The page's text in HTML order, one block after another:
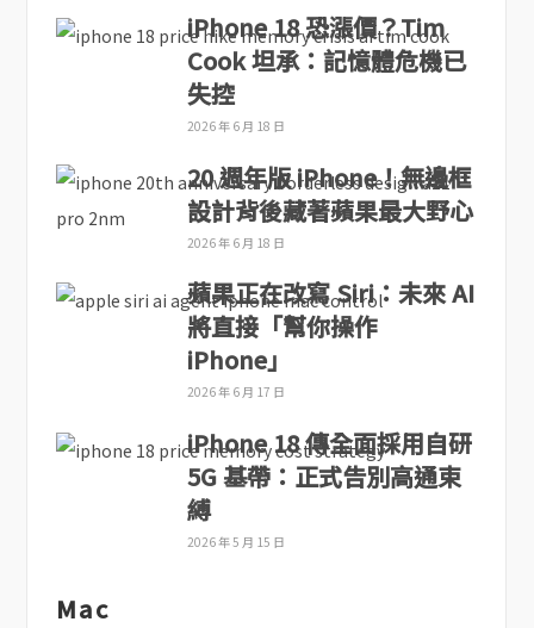
iPhone 18 恐漲價？Tim
Cook 坦承：記憶體危機已
失控
2026 年 6 月 18 日
20 週年版 iPhone！無邊框
設計背後藏著蘋果最大野心
2026 年 6 月 18 日
蘋果正在改寫 Siri：未來 AI
將直接「幫你操作
iPhone」
2026 年 6 月 17 日
iPhone 18 傳全面採用自研
5G 基帶：正式告別高通束
縛
2026 年 5 月 15 日
Mac